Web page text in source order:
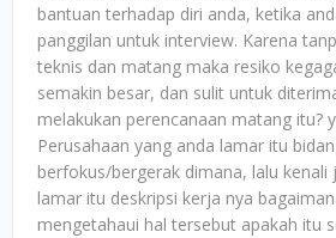
bantuan terhadap diri anda, ketika
panggilan untuk interview. Karena
teknis dan matang maka resiko
semakin besar, dan sulit untuk
melakukan perencanaan matang itu?
Perusahaan yang anda lamar itu
berfokus/bergerak dimana, lalu kenali
lamar itu deskripsi kerja nya
mengetahaui hal tersebut apakah itu